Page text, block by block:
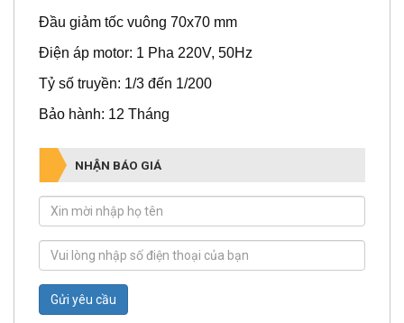
Đầu giảm tốc vuông 70x70 mm
Điện áp motor: 1 Pha 220V, 50Hz
Tỷ số truyền: 1/3 đến 1/200
Bảo hành: 12 Tháng
NHẬN BÁO GIÁ
Gửi yêu cầu